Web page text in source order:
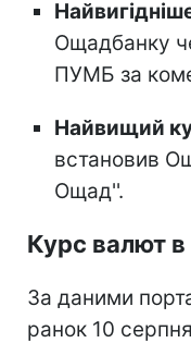
Ощадбанку
ПУМБ за
Найвищий
встановив
Ощад''.
Курс валют в
За даними
ранок 10